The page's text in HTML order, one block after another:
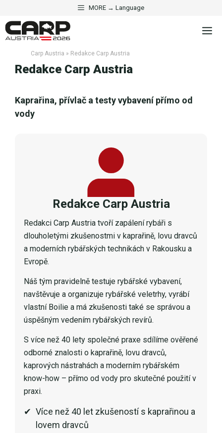
na
obsah
MORE → Language
Carp Austria » Redakce Carp Austria
Redakce Carp Austria
Kaprařina, přívlač a testy vybavení přímo od
vody
Redakce Carp Austria
Redakci Carp Austria tvoří zapálení rybáři s
dlouholetými zkušenostmi v kaprařině, lovu dravců
a moderních rybářských technikách v Rakousku a
Evropě.
Náš tým pravidelně testuje rybářské vybavení,
navštěvuje a organizuje rybářské veletrhy, vyrábí
vlastní Boilie a má zkušenosti také se správou a
úspěšným vedením rybářských revírů.
S více než 40 lety společné praxe sdílíme ověřené
odborné znalosti o kaprařině, lovu dravců,
kaprových nástrahách a moderním rybářském
know-how – přímo od vody pro skutečné použití v
praxi.
Více než 40 let zkušeností s kaprařinou a
lovem dravců